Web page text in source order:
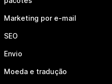
Marketing por e-mail
SEO
Envio
Moeda e tradução